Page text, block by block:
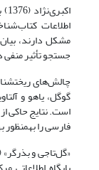
اطلاعات
مشکل دارند،
جستجو تأثیر منفی
است. نتایج حاکی
فارسی را به‫منظور بهبود کاوش مورد توجه قرار نداده‌اند.